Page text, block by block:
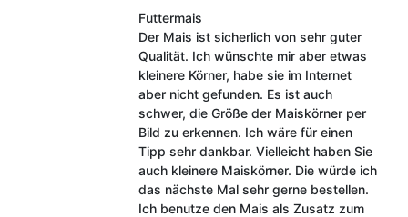
Futtermais
Der Mais ist sicherlich von sehr guter
Qualität. Ich wünschte mir aber etwas
kleinere Körner, habe sie im Internet
aber nicht gefunden. Es ist auch
schwer, die Größe der Maiskörner per
Bild zu erkennen. Ich wäre für einen
Tipp sehr dankbar. Vielleicht haben Sie
auch kleinere Maiskörner. Die würde ich
das nächste Mal sehr gerne bestellen.
Ich benutze den Mais als Zusatz zum